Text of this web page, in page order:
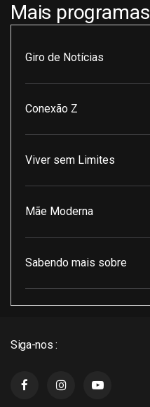
Mais programas
Giro de Notícias
Conexão Z
Viver sem Limites
Mãe Moderna
Sabendo mais sobre
Siga-nos :